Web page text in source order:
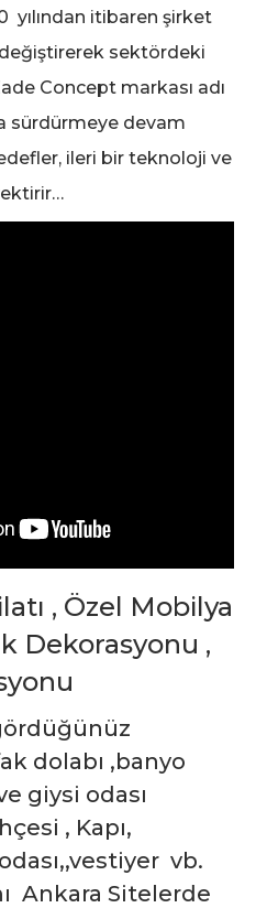
yılından itibaren şirket
sektördeki
Concept markası adı
sürdürmeye devam
ileri bir teknoloji ve
, Özel Mobilya
Dekorasyonu ,
dolabı ,banyo
giysi odası
, Kapı,
vb.
Ankara Sitelerde